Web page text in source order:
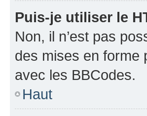
Puis-je utiliser le
Non, il n’est pas
des mises en forme
avec les BBCodes.
Haut